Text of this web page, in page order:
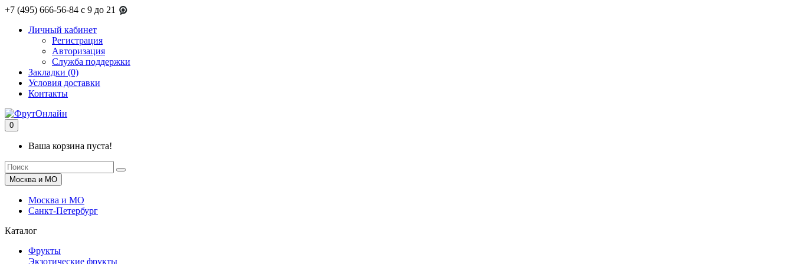
+7 (495) 666-56-84 c 9 до 21
Личный кабинет
Регистрация
Авторизация
Служба поддержки
Закладки (0)
Условия доставки
Контакты
0
Ваша корзина пуста!
Москва и МО
Москва и МО
Санкт-Петербург
Каталог
Фрукты
Экзотические фрукты